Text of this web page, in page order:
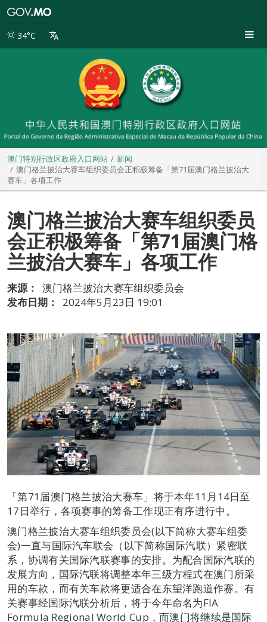
别
34°C
澳门特别行政区政府入口网站
新闻
澳门格兰披治大赛车组织委员会正积极筹备「第71届澳门格兰披治大
赛车」各项工作
澳门格兰披治大赛车组织委员
会正积极筹备「第71届澳门格
兰披治大赛车」各项工作
来源：
澳门格兰披治大赛车组织委员会
发布日期：
2024年5月23日 19:01
「第71届澳门格兰披治大赛车」将于本年11月14日至
17日举行，各项赛事的筹备工作现正有序进行中。
澳门格兰披治大赛车组织委员会(以下简称大赛车组委
会)一直与国际汽车联会（以下简称国际汽联）紧密联
系，协调有关国际汽联赛事的安排。为配合国际汽联的
发展方向，国际汽联将调整本年三级方程式在澳门所采
用的车款，而有关车款将更适合在东望洋跑道作赛。有
关赛事经国际汽联分析后，将于今年命名为FIA
Formula Regional World Cup，而澳门将继续是国际